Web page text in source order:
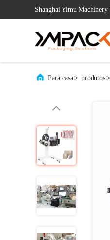
Shanghai Yimu
Para casa> produtos>